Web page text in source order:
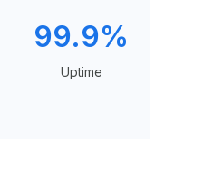
99.9%
Uptime